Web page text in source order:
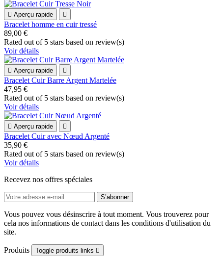
 Aperçu rapide 
Bracelet homme en cuir tressé
89,00 €
Rated out of 5 stars based on review(s)
Voir détails
 Aperçu rapide 
Bracelet Cuir Barre Argent Martelée
47,95 €
Rated out of 5 stars based on review(s)
Voir détails
 Aperçu rapide 
Bracelet Cuir avec Nœud Argenté
35,90 €
Rated out of 5 stars based on review(s)
Voir détails
Recevez nos offres spéciales
Vous pouvez vous désinscrire à tout moment. Vous trouverez pour
cela nos informations de contact dans les conditions d'utilisation du
site.
Produits Toggle produits links 